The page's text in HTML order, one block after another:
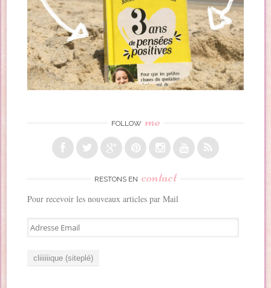
FOLLOW me
RESTONS EN contact
Pour recevoir les nouveaux articles par Mail
A
d